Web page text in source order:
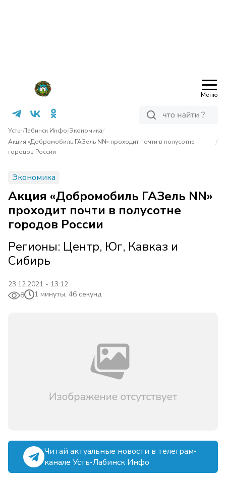
Меню
Усть-Лабинск Инфо/Экономика/
Акция «Добромобиль ГАЗель NN» проходит почти в полусотне
городов России
/
Экономика
Акция «Добромобиль ГАЗель NN»
проходит почти в полусотне
городов России
Регионы: Центр, Юг, Кавказ и
Сибирь
23.12.2021 - 13:12
8
1 минуты, 46 секунд
Читай актуальные новости в телеграм-
канале Усть-Лабинск Инфо